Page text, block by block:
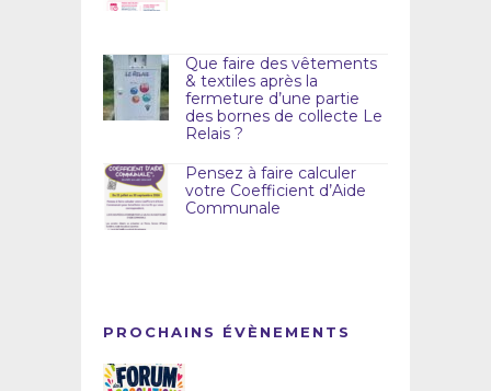
Que faire des vêtements
& textiles après la
fermeture d’une partie
des bornes de collecte Le
Relais ?
Pensez à faire calculer
votre Coefficient d’Aide
Communale
PROCHAINS ÉVÈNEMENTS